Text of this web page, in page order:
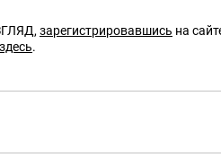
зарегистрировавшись на
здесь.